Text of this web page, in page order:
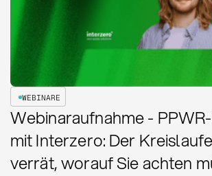
WEBINARE
Webinaraufnahme -
mit Interzero: Der
verrät, worauf Sie achten